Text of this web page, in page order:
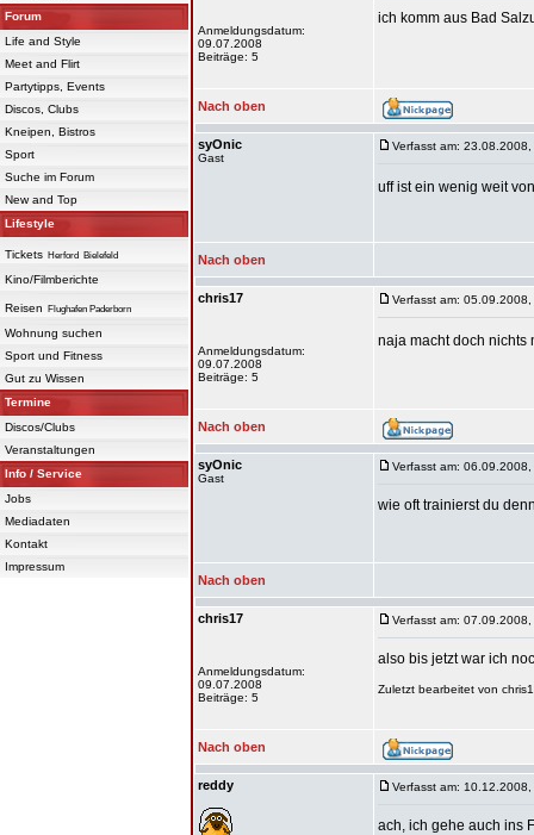
Forum
Life and Style
Meet and Flirt
Partytipps, Events
Discos, Clubs
Kneipen, Bistros
Sport
Suche im Forum
New and Top
Lifestyle
Tickets Herford Bielefeld
Kino/Filmberichte
Reisen Flughafen Paderborn
Wohnung suchen
Sport und Fitness
Gut zu Wissen
Termine
Discos/Clubs
Veranstaltungen
Info / Service
Jobs
Mediadaten
Kontakt
Impressum
Anmeldungsdatum:
09.07.2008
Beiträge: 5
ich komm aus Bad
Nach oben
syOnic
Gast
Verfasst am:
uff ist ein wenig weit
Nach oben
chris17
Anmeldungsdatum:
09.07.2008
Beiträge: 5
Verfasst am:
naja macht doch nichts
Nach oben
syOnic
Gast
Verfasst am:
wie oft trainierst du
Nach oben
chris17
Anmeldungsdatum:
09.07.2008
Beiträge: 5
Verfasst am:
also bis jetzt war ich
Zuletzt bearbeitet von
Nach oben
reddy Verfasst am:
ach, ich gehe auch ins